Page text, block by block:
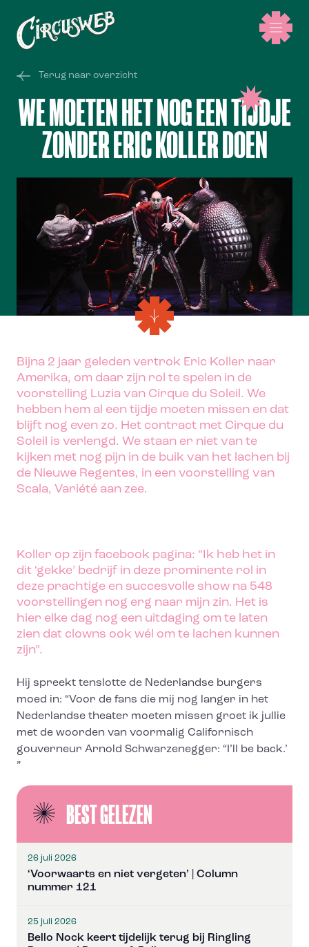
Terug naar overzicht
WE MOETEN HET NOG EEN TIJDJE
ZONDER ERIC KOLLER DOEN
Bijna 2 jaar geleden vertrok Eric Koller naar
Amerika, om daar zijn rol te spelen in de
voorstelling Luzia van Cirque du Soleil. We
hebben hem al een tijdje moeten missen en dat
blijft nog even zo. Het contract met Cirque du
Soleil is verlengd. We staan er niet van te
kijken met nog pijn in de buik van het lachen bij
de Nieuwe Regentes, in een voorstelling van
Scala, Variété aan zee.
Koller op zijn facebook pagina: “Ik heb het in
dit ‘gekke’ bedrijf in deze prominente rol in
deze prachtige en succesvolle show na 548
voorstellingen nog erg naar mijn zin. Het is
hier elke dag nog een uitdaging om te laten
zien dat clowns ook wél om te lachen kunnen
zijn”.
Hij spreekt tenslotte de Nederlandse burgers
moed in: “Voor de fans die mij nog langer in het
Nederlandse theater moeten missen groet ik jullie
met de woorden van voormalig Californisch
gouverneur Arnold Schwarzenegger: “I’ll be back.’
”
BEST GELEZEN
26 juli 2026
‘Voorwaarts en niet vergeten’ | Column
nummer 121
25 juli 2026
Bello Nock keert tijdelijk terug bij Ringling